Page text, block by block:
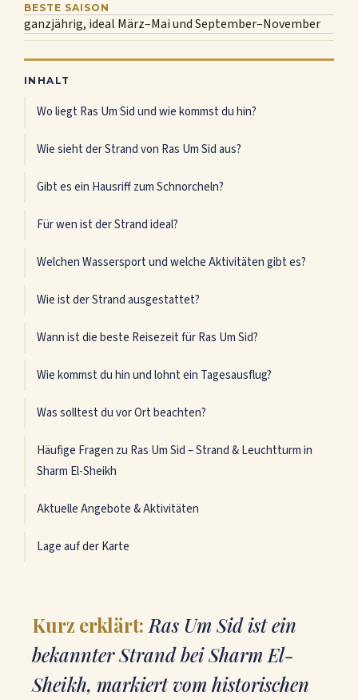
Kurz erklärt: Ras Um Sid ist ein
bekannter Strand bei Sharm El-
Sheikh, markiert vom historischen
BESTE SAISON
ganzjährig, ideal März–Mai und September–November
INHALT
Wo liegt Ras Um Sid und wie kommst du hin?
Wie sieht der Strand von Ras Um Sid aus?
Gibt es ein Hausriff zum Schnorcheln?
Für wen ist der Strand ideal?
Welchen Wassersport und welche Aktivitäten gibt es?
Wie ist der Strand ausgestattet?
Wann ist die beste Reisezeit für Ras Um Sid?
Wie kommst du hin und lohnt ein Tagesausflug?
Was solltest du vor Ort beachten?
Häufige Fragen zu Ras Um Sid – Strand & Leuchtturm in
Sharm El-Sheikh
Aktuelle Angebote & Aktivitäten
Lage auf der Karte